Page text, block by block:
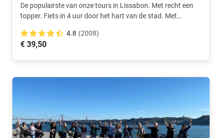
De populairste van onze tours in Lissabon. Met recht een
topper. Fiets in 4 uur door het hart van de stad. Met
4.8 (2008)
€ 39,50